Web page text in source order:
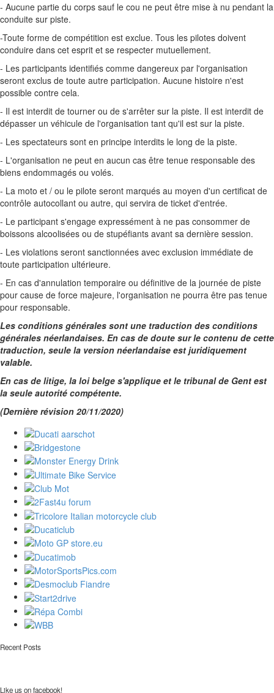
- Aucune partie du corps sauf le cou ne peut être mise à nu pendant la
conduite sur piste.
-Toute forme de compétition est exclue. Tous les pilotes doivent
conduire dans cet esprit et se respecter mutuellement.
- Les participants identifiés comme dangereux par l'organisation
seront exclus de toute autre participation. Aucune histoire n'est
possible contre cela.
- Il est interdit de tourner ou de s'arrêter sur la piste. Il est interdit de
dépasser un véhicule de l'organisation tant qu'il est sur la piste.
- Les spectateurs sont en principe interdits le long de la piste.
- L'organisation ne peut en aucun cas être tenue responsable des
biens endommagés ou volés.
- La moto et / ou le pilote seront marqués au moyen d'un certificat de
contrôle autocollant ou autre, qui servira de ticket d'entrée.
- Le participant s'engage expressément à ne pas consommer de
boissons alcoolisées ou de stupéfiants avant sa dernière session.
- Les violations seront sanctionnées avec exclusion immédiate de
toute participation ultérieure.
- En cas d'annulation temporaire ou définitive de la journée de piste
pour cause de force majeure, l'organisation ne pourra être pas tenue
pour responsable.
Les conditions générales sont une traduction des conditions
générales néerlandaises. En cas de doute sur le contenu de cette
traduction, seule la version néerlandaise est juridiquement
valable.
En cas de litige, la loi belge s'applique et le tribunal de Gent est
la seule autorité compétente.
(Dernière révision 20/11/2020)
Recent Posts
Like us on facebook!